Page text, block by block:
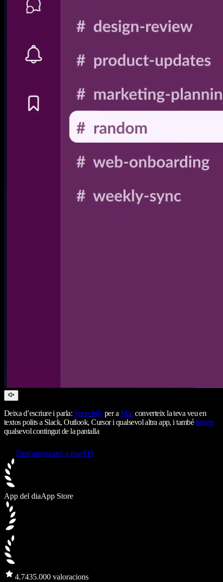
Deixa d’escriure i parla: Speechifyper a Macconverteix la teva veu en
textos polits a Slack, Outlook, Cursor i qualsevol altra app, i tambéllegeix
qualsevol contingut de la pantalla
Descarrega per a macOS
App del diaApp Store
4.7435.000 valoracions